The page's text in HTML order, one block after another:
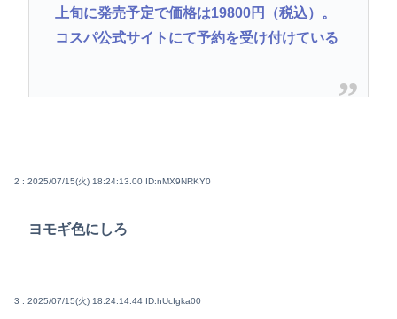
上旬に発売予定で価格は19800円（税込）。
コスパ公式サイトにて予約を受け付けている
2 : 2025/07/15(火) 18:24:13.00 ID:nMX9NRKY0
ヨモギ色にしろ
3 : 2025/07/15(火) 18:24:14.44 ID:hUcIgka00